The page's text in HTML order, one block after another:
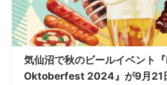
気仙沼で秋のビールイベント
Oktoberfest 2024』が9月21